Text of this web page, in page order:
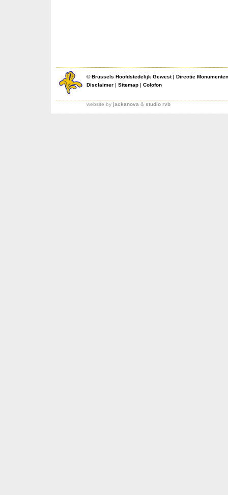
©Brussels Hoofdstedelijk Gewest| Directie
Disclaimer | Sitemap | Colofon
website by jackanova & studio rvb